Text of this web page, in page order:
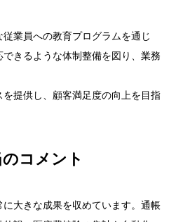
業員への教育プログラムを通じ
きるような体制整備を図り、業務
提供し、顧客満足度の向上を目指
コメント
大きな成果を収めています。通帳